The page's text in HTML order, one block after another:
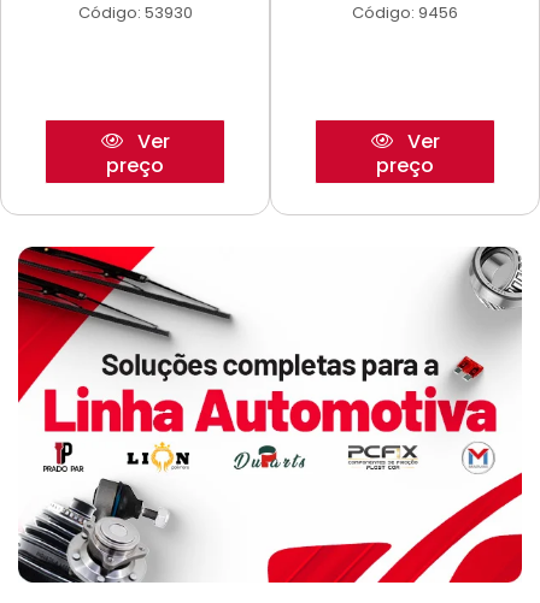
Código: 53930
Ver
preço
Código: 9456
Ver
preço